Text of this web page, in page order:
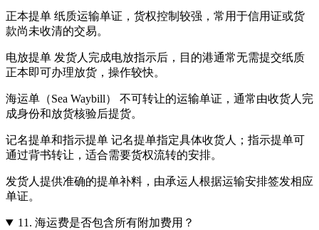
正本提单 纸质运输单证，货权控制较强，常用于信用证或货
款尚未收清的交易。
电放提单 发货人完成电放指示后，目的港通常无需提交纸质
正本即可办理放货，操作较快。
海运单（Sea Waybill） 不可转让的运输单证，通常由收货人完
成身份和放货核验后提货。
记名提单和指示提单 记名提单指定具体收货人；指示提单可
通过背书转让，适合需要货权流转的安排。
发货人提供准确的提单补料，由承运人根据运输安排签发相应
单证。
11. 海运费是否包含所有附加费用？